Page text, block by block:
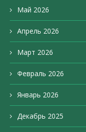
Май 2026
Апрель 2026
Март 2026
Февраль 2026
Январь 2026
Декабрь 2025